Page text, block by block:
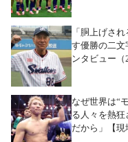
「胴上げさ
す優勝の二
ンタビュー（
なぜ世界は“
る人々を熱狂
だから」【現